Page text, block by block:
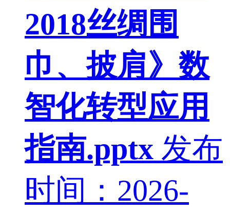
2018丝绸围
巾、披肩》数
智化转型应用
指南.pptx 发布
时间：2026-